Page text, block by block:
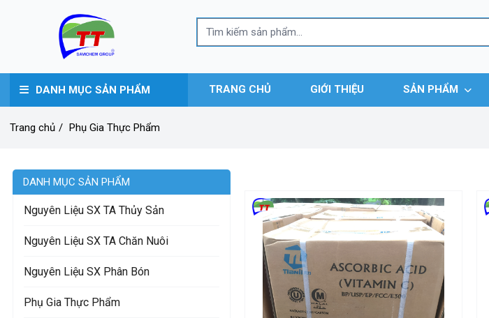
DANH MỤC SẢN PHẨM TRANG CHỦ GIỚI THIỆU SẢN PHẨM
Trang chủ / Phụ Gia Thực Phẩm
DANH MỤC SẢN PHẨM
Nguyên Liệu SX TA Thủy Sản
Nguyên Liệu SX TA Chăn Nuôi
Nguyên Liệu SX Phân Bón
Phụ Gia Thực Phẩm